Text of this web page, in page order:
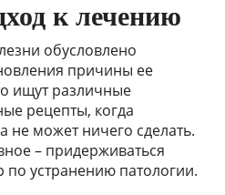
к лечению
обусловлено
причины ее
ищут различные
рецепты, когда
не может ничего сделать.
– придерживаться
устранению патологии.